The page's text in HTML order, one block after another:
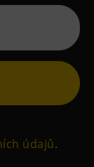
údajů.